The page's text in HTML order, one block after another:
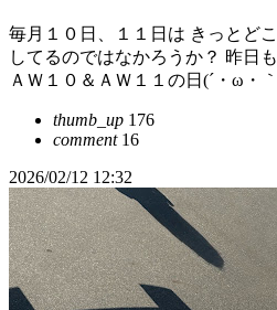
毎月１０日、１１日は きっとど
してるのではなかろうか？ 昨日
ＡＷ１０＆ＡＷ１１の日(´・ω・
thumb_up 176
comment16
2026/02/12 12:32